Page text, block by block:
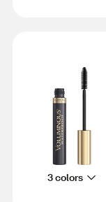
3 colors